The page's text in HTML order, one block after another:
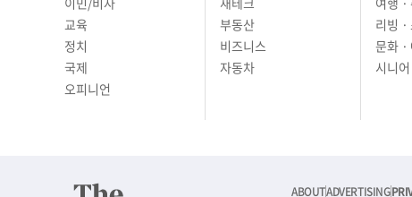
교육
정치
국제
오피니언
부동산
비즈니스
자동차
리빙 ·
문화 ·
시니어
ABOUTADVERTISING